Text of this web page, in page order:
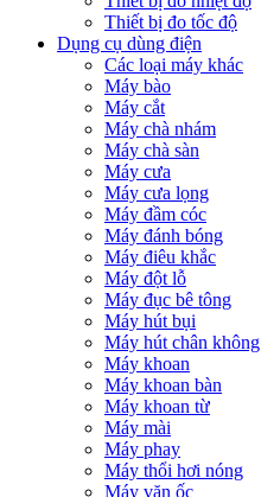
Thiết bị đo tốc độ
Dụng cụ dùng điện
Các loại máy khác
Máy bào
Máy cắt
Máy chà nhám
Máy chà sàn
Máy cưa
Máy cưa lọng
Máy đầm cóc
Máy đánh bóng
Máy điêu khắc
Máy đột lỗ
Máy đục bê tông
Máy hút bụi
Máy hút chân không
Máy khoan
Máy khoan bàn
Máy khoan từ
Máy mài
Máy phay
Máy thổi hơi nóng
Máy vặn ốc